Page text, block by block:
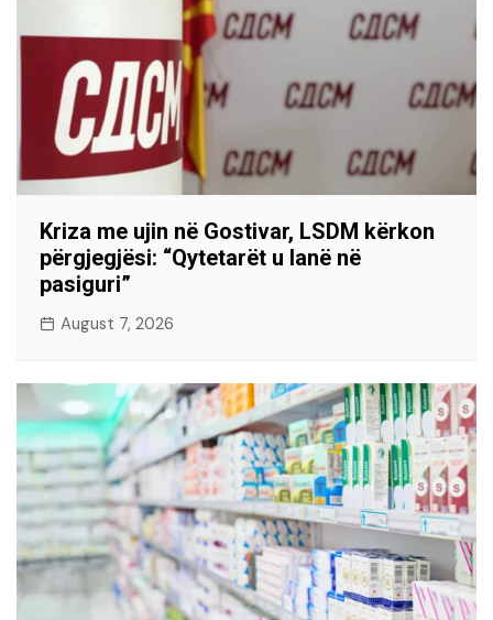
Kriza me ujin në Gostivar, LSDM kërkon
përgjegjësi: “Qytetarët u lanë në
pasiguri”
August 7, 2026